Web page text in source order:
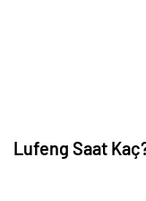
Lufeng Saat